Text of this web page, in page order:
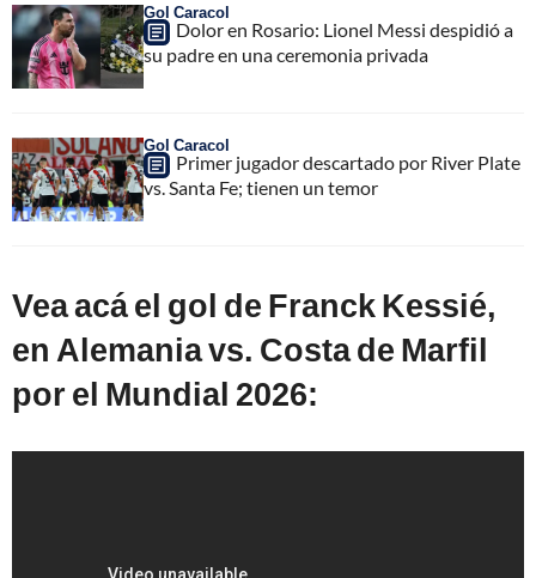
Gol Caracol
Dolor en Rosario: Lionel Messi despidió a
su padre en una ceremonia privada
Gol Caracol
Primer jugador descartado por River Plate
vs. Santa Fe; tienen un temor
Vea acá el gol de Franck Kessié,
en Alemania vs. Costa de Marfil
por el Mundial 2026: